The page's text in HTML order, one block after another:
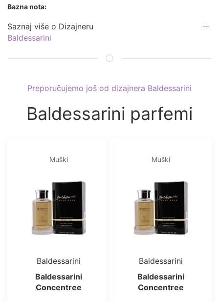
Bazna nota:
Saznaj više o Dizajneru
Baldessarini
Preporučujemo još od dizajnera Baldessarini
Baldessarini parfemi
Muški
Baldessarini
Baldessarini
Concentree
Muški
Baldessarini
Baldessarini
Concentree